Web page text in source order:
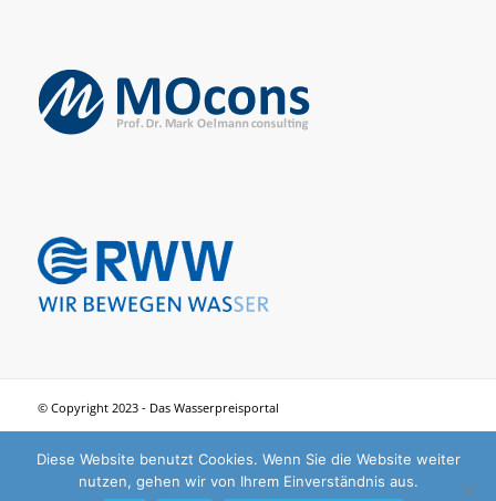
© Copyright 2023 - Das Wasserpreisportal
Diese Website benutzt Cookies. Wenn Sie die Website weiter
nutzen, gehen wir von Ihrem Einverständnis aus.